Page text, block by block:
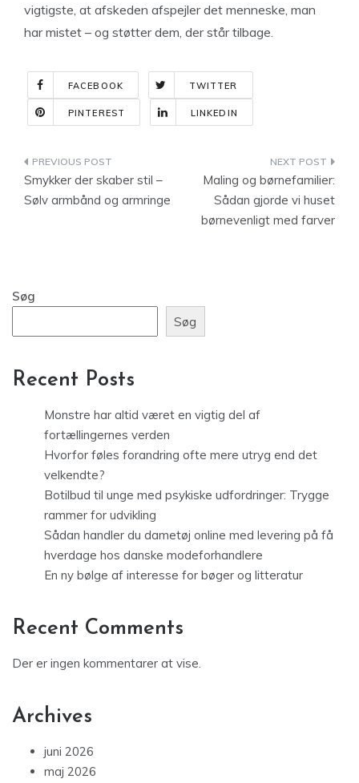
vigtigste, at afskeden afspejler det menneske, man
har mistet – og støtter dem, der står tilbage.
FACEBOOK TWITTER
PINTEREST LINKEDIN
Indlægsnavigation
Smykker der skaber stil –
Sølv armbånd og armringe
Maling og børnefamilier:
Sådan gjorde vi huset
børnevenligt med farver
Søg
Søg
Recent Posts
Monstre har altid været en vigtig del af
fortællingernes verden
Hvorfor føles forandring ofte mere utryg end det
velkendte?
Botilbud til unge med psykiske udfordringer: Trygge
rammer for udvikling
Sådan handler du dametøj online med levering på få
hverdage hos danske modeforhandlere
En ny bølge af interesse for bøger og litteratur
Recent Comments
Der er ingen kommentarer at vise.
Archives
juni 2026
maj 2026